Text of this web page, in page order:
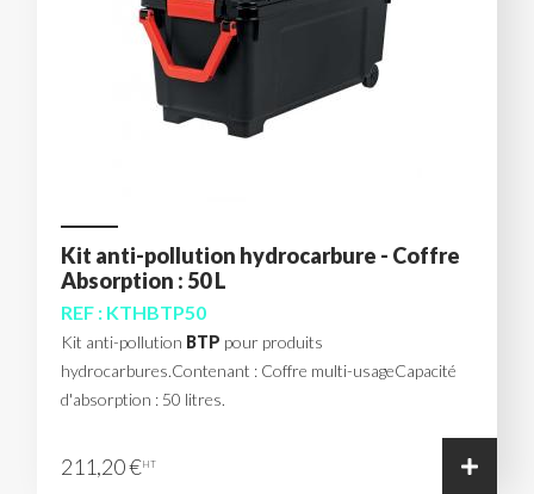
Kit anti-pollution hydrocarbure - Coffre
Absorption : 50 L
REF : KTHBTP50
Kit anti-pollution BTP pour produits
hydrocarbures.Contenant : Coffre multi-usageCapacité
d'absorption : 50 litres.
211,20 €HT